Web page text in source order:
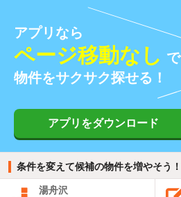
アプリなら
ページ移動なし で
物件をサクサク探せる！
アプリをダウンロード
条件を変えて候補の物件を増やそう！
湯舟沢